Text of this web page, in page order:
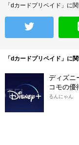
「dカードプリペイド」に
「dカードプリペイド」に
ディズニ
コモの優
るんにゃん